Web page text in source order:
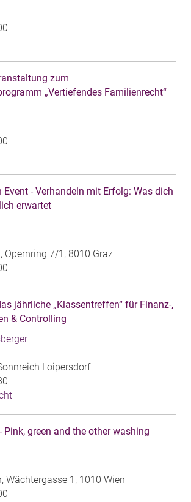
zum
„Vertiefendes Familienrecht“
Event - Verhandeln mit Erfolg: Was dich
erwartet
Opernring 7/1, 8010 Graz
jährliche „Klassentreffen“ für Finanz-,
& Controlling
‍Loipersdorf
Pink, green and the other washing
Wächtergasse 1, 1010 Wien